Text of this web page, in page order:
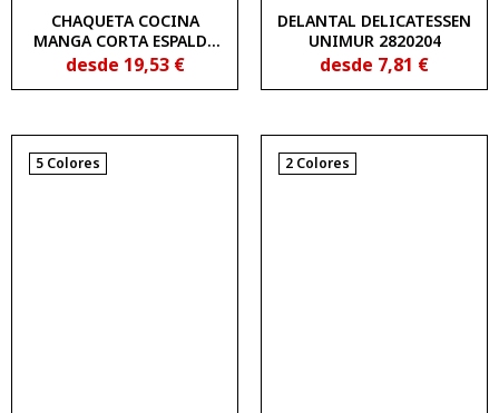
CHAQUETA COCINA
MANGA CORTA ESPALDA
TRANSPIRABLE COMBI
UNIMUR
desde 19,53 €
DELANTAL DELICATESSEN
UNIMUR 2820204
desde 7,81 €
5 Colores 2 Colores